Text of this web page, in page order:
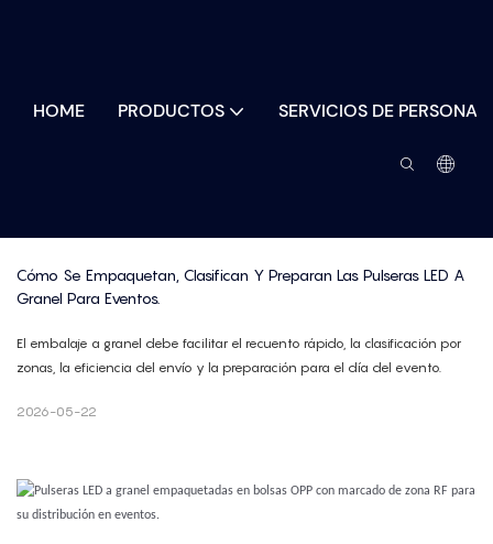
HOME PRODUCTOS SERVICIOS DE
Cómo Se Empaquetan, Clasifican Y Preparan Las Pulseras LED A
Granel Para Eventos.
El embalaje a granel debe facilitar el recuento rápido, la clasificación por
zonas, la eficiencia del envío y la preparación para el día del evento.
2026-05-22